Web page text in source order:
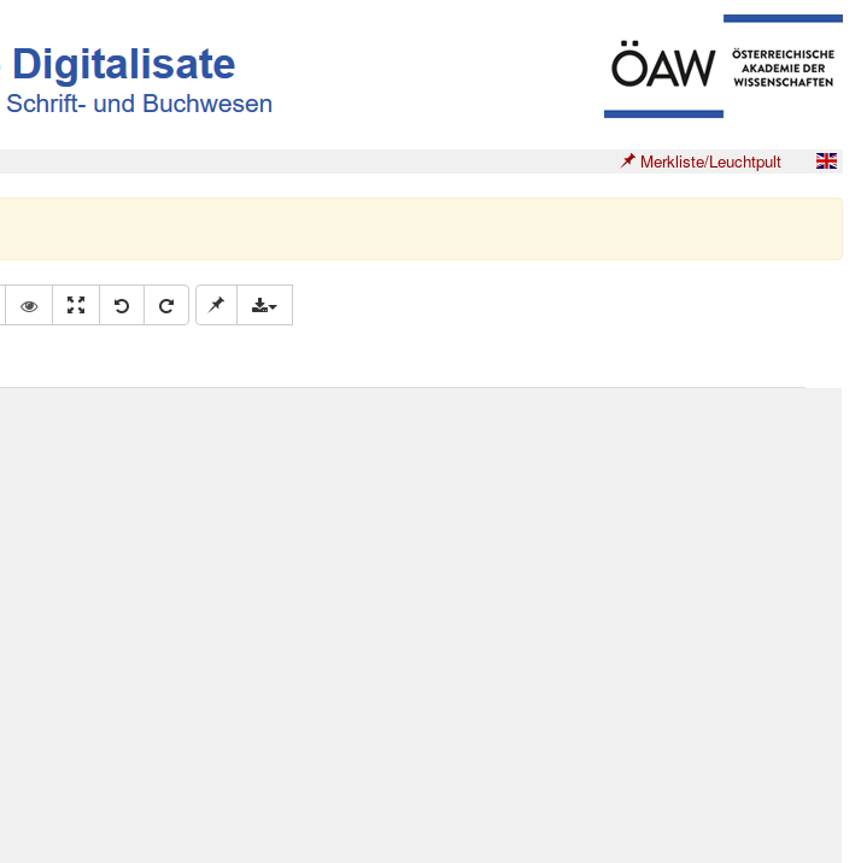
Merkliste/Leuchtpult